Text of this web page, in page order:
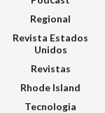
Regional
Revista Estados
Unidos
Revistas
Rhode Island
Tecnologia